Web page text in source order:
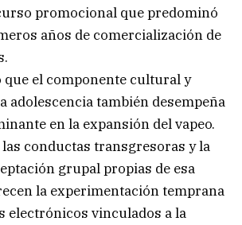
promocional que predominó
años de comercialización de
que el componente cultural y
adolescencia también desempeña
en la expansión del vapeo.
las conductas transgresoras y la
grupal propias de esa
la experimentación temprana
electrónicos vinculados a la